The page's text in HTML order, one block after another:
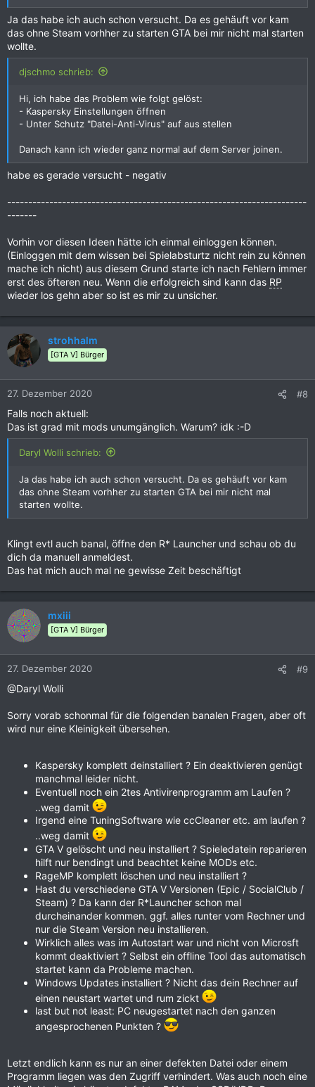
Ja das habe ich auch schon versucht. Da es gehäuft vor kam
das ohne Steam vorhher zu starten GTA bei mir nicht mal starten
wollte.
djschmo schrieb:
Hi, ich habe das Problem wie folgt gelöst:
- Kaspersky Einstellungen öffnen
- Unter Schutz "Datei-Anti-Virus" auf aus stellen
Danach kann ich wieder ganz normal auf dem Server joinen.
habe es gerade versucht - negativ
-----------------------------------------------------------------------
-------
Vorhin vor diesen Ideen hätte ich einmal einloggen können.
(Einloggen mit dem wissen bei Spielabsturtz nicht rein zu können
mache ich nicht) aus diesem Grund starte ich nach Fehlern immer
erst des öfteren neu. Wenn die erfolgreich sind kann das RP
wieder los gehn aber so ist es mir zu unsicher.
strohhalm
[GTA V] Bürger
27. Dezember 2020 #8
Falls noch aktuell:
Das ist grad mit mods unumgänglich. Warum? idk :-D
Daryl Wolli schrieb:
Ja das habe ich auch schon versucht. Da es gehäuft vor kam
das ohne Steam vorhher zu starten GTA bei mir nicht mal
starten wollte.
Klingt evtl auch banal, öffne den R* Launcher und schau ob du
dich da manuell anmeldest.
Das hat mich auch mal ne gewisse Zeit beschäftigt
mxiii
[GTA V] Bürger
27. Dezember 2020 #9
@Daryl Wolli
Sorry vorab schonmal für die folgenden banalen Fragen, aber oft
wird nur eine Kleinigkeit übersehen.
Kaspersky komplett deinstalliert ? Ein deaktivieren genügt
manchmal leider nicht.
Eventuell noch ein 2tes Antivirenprogramm am Laufen ?
..weg damit
Irgend eine TuningSoftware wie ccCleaner etc. am laufen ?
..weg damit
GTA V gelöscht und neu installiert ? Spieledatein reparieren
hilft nur bendingt und beachtet keine MODs etc.
RageMP komplett löschen und neu installiert ?
Hast du verschiedene GTA V Versionen (Epic / SocialClub /
Steam) ? Da kann der R*Launcher schon mal
durcheinander kommen. ggf. alles runter vom Rechner und
nur die Steam Version neu installieren.
Wirklich alles was im Autostart war und nicht von Microsft
kommt deaktiviert ? Selbst ein offline Tool das automatisch
startet kann da Probleme machen.
Windows Updates installiert ? Nicht das dein Rechner auf
einen neustart wartet und rum zickt
last but not least: PC neugestartet nach den ganzen
angesprochenen Punkten ?
Letzt endlich kann es nur an einer defekten Datei oder einem
Programm liegen was den Zugriff verhindert. Was auch noch eine